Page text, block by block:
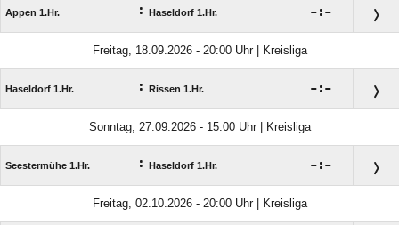
Appen 1.Hr. : Haseldorf 1.Hr. :
Freitag, 18.09.2026 - 20:00 Uhr | Kreisliga
Haseldorf 1.Hr. : Rissen 1.Hr. :
Sonntag, 27.09.2026 - 15:00 Uhr | Kreisliga
Seestermühe 1.Hr. : Haseldorf 1.Hr. :
Freitag, 02.10.2026 - 20:00 Uhr | Kreisliga